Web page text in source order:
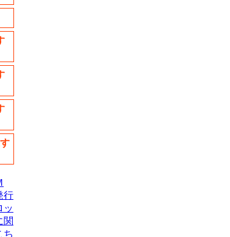
行
ッ
関
ち